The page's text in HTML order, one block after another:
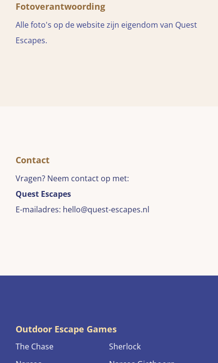
Fotoverantwoording
Alle foto's op de website zijn eigendom van Quest
Escapes.
Contact
Vragen? Neem contact op met:
Quest Escapes
E-mailadres: hello@quest-escapes.nl
Outdoor Escape Games
The Chase
Sherlock